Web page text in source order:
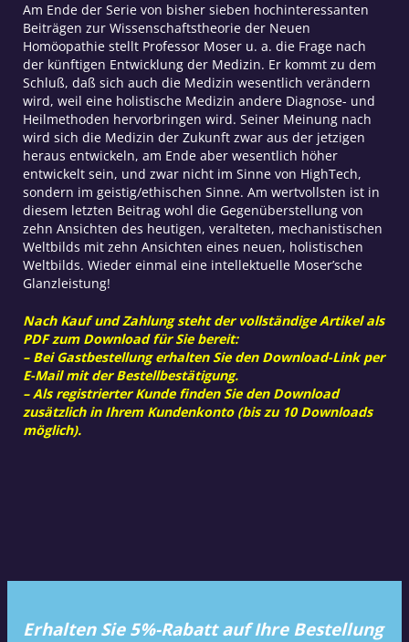
Am Ende der Serie von bisher sieben hochinteressanten
Beiträgen zur Wissenschaftstheorie der Neuen
Homöopathie stellt Professor Moser u. a. die Frage nach
der künftigen Entwicklung der Medizin. Er kommt zu dem
Schluß, daß sich auch die Medizin wesentlich verändern
wird, weil eine holistische Medizin andere Diagnose- und
Heilmethoden hervorbringen wird. Seiner Meinung nach
wird sich die Medizin der Zukunft zwar aus der jetzigen
heraus entwickeln, am Ende aber wesentlich höher
entwickelt sein, und zwar nicht im Sinne von HighTech,
sondern im geistig/ethischen Sinne. Am wertvollsten ist in
diesem letzten Beitrag wohl die Gegenüberstellung von
zehn Ansichten des heutigen, veralteten, mechanistischen
Weltbilds mit zehn Ansichten eines neuen, holistischen
Weltbilds. Wieder einmal eine intellektuelle Moser’sche
Glanzleistung!
Nach Kauf und Zahlung steht der vollständige Artikel als
PDF zum Download für Sie bereit:
– Bei Gastbestellung erhalten Sie den Download-Link per
E-Mail mit der Bestellbestätigung.
– Als registrierter Kunde finden Sie den Download
zusätzlich in Ihrem Kundenkonto (bis zu 10 Downloads
möglich).
Erhalten Sie 5%-Rabatt auf Ihre Bestellung